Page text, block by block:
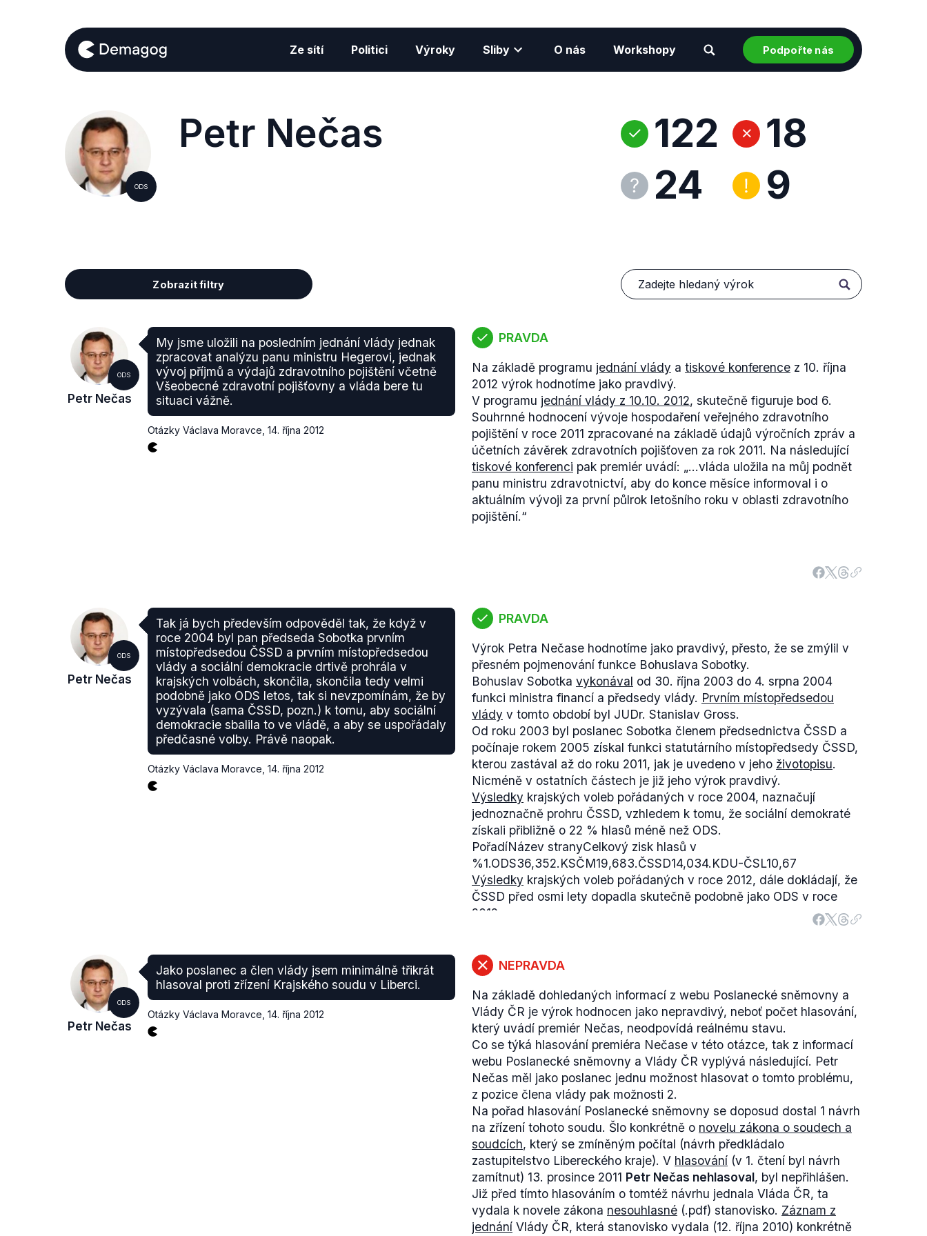
Ze sítí Politici Výroky Sliby O nás Workshopy Podpořte nás
ODS
Petr Nečas
122
24
18
9
Zobrazit filtry
ODS
Petr Nečas
My jsme uložili na posledním jednání vlády jednak
zpracovat analýzu panu ministru Hegerovi, jednak
vývoj příjmů a výdajů zdravotního pojištění včetně
Všeobecné zdravotní pojišťovny a vláda bere tu
situaci vážně.
Otázky Václava Moravce 14. října 2012
PRAVDA
Na základě programu jednání vlády a tiskové konference z 10. října
2012 výrok hodnotíme jako pravdivý.
V programu jednání vlády z 10.10. 2012, skutečně figuruje bod 6.
Souhrnné hodnocení vývoje hospodaření veřejného zdravotního
pojištění v roce 2011 zpracované na základě údajů výročních zpráv a
účetních závěrek zdravotních pojišťoven za rok 2011. Na následující
tiskové konferenci pak premiér uvádí: „...vláda uložila na můj podnět
panu ministru zdravotnictví, aby do konce měsíce informoval i o
aktuálním vývoji za první půlrok letošního roku v oblasti zdravotního
pojištění.“
ODS
Petr Nečas
Tak já bych především odpověděl tak, že když v
roce 2004 byl pan předseda Sobotka prvním
místopředsedou ČSSD a prvním místopředsedou
vlády a sociální demokracie drtivě prohrála v
krajských volbách, skončila, skončila tedy velmi
podobně jako ODS letos, tak si nevzpomínám, že by
vyzývala (sama ČSSD, pozn.) k tomu, aby sociální
demokracie sbalila to ve vládě, a aby se uspořádaly
předčasné volby. Právě naopak.
Otázky Václava Moravce 14. října 2012
PRAVDA
Výrok Petra Nečase hodnotíme jako pravdivý, přesto, že se zmýlil v
přesném pojmenování funkce Bohuslava Sobotky.
Bohuslav Sobotka vykonával od 30. října 2003 do 4. srpna 2004
funkci ministra financí a předsedy vlády. Prvním místopředsedou
vlády v tomto období byl JUDr. Stanislav Gross.
Od roku 2003 byl poslanec Sobotka členem předsednictva ČSSD a
počínaje rokem 2005 získal funkci statutárního místopředsedy ČSSD,
kterou zastával až do roku 2011, jak je uvedeno v jeho životopisu.
Nicméně v ostatních částech je již jeho výrok pravdivý.
Výsledky krajských voleb pořádaných v roce 2004, naznačují
jednoznačně prohru ČSSD, vzhledem k tomu, že sociální demokraté
získali přibližně o 22 % hlasů méně než ODS.
PořadíNázev stranyCelkový zisk hlasů v
%1.ODS36,352.KSČM19,683.ČSSD14,034.KDU-ČSL10,67
Výsledky krajských voleb pořádaných v roce 2012, dále dokládají, že
ČSSD před osmi lety dopadla skutečně podobně jako ODS v roce
2012.
Na základě výsledku krajských voleb 2012 Bohuslav Sobotka
skutečně vyzval vládu k rozpuštění poslanecké sněmovny a vypsání
předčasných voleb v rámcirozhovoru s reportérem ČT:
"...ale my se teď pokusíme využít toho jasného výsledku krajských
voleb, abychom zesílili tlak na vládu. Vláda by měla odejít a měla by
umožnit konání nových voleb do poslanecké sněmovny.... " (11:30)V
roce 2004 však Bohuslav Sobotka, ani žádný jiný představitel ČSSD
nevyzýval k předčasným volbám, a výrok premiéra je tedy pravdivý.
Pro zajímavost můžeme dodat, že naopak práve Petr Nečas po
vítězství ODS v krajských volbáchřekl:"Lepší možností pro naši zemi
je však třetí varianta: široká politická shoda vedoucí k předčasným
volbám, dosažená na základě jednání představitelů demokratických
stran."
ODS
Petr Nečas
Jako poslanec a člen vlády jsem minimálně třikrát
hlasoval proti zřízení Krajského soudu v Liberci.
Otázky Václava Moravce 14. října 2012
NEPRAVDA
Na základě dohledaných informací z webu Poslanecké sněmovny a
Vlády ČR je výrok hodnocen jako nepravdivý, neboť počet hlasování,
který uvádí premiér Nečas, neodpovídá reálnému stavu.
Co se týká hlasování premiéra Nečase v této otázce, tak z informací
webu Poslanecké sněmovny a Vlády ČR vyplývá následující. Petr
Nečas měl jako poslanec jednu možnost hlasovat o tomto problému,
z pozice člena vlády pak možnosti 2.
Na pořad hlasování Poslanecké sněmovny se doposud dostal 1 návrh
na zřízení tohoto soudu. Šlo konkrétně o novelu zákona o soudech a
soudcích, který se zmíněným počítal (návrh předkládalo
zastupitelstvo Libereckého kraje). V hlasování (v 1. čtení byl návrh
zamítnut) 13. prosince 2011 Petr Nečas nehlasoval, byl nepřihlášen.
Již před tímto hlasováním o tomtéž návrhu jednala Vláda ČR, ta
vydala k novele zákona nesouhlasné (.pdf) stanovisko. Záznam z
jednání Vlády ČR, která stanovisko vydala (12. října 2010) konkrétně